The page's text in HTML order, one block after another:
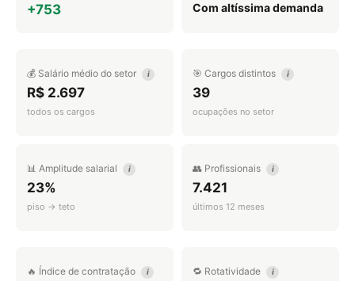
+753 Com altíssima demanda
💰 Salário médio do setor i
R$ 2.697
todos os cargos
🎯 Cargos distintos i
39
ocupações no setor
📊 Amplitude salarial i
23%
piso → teto
👥 Profissionais i
7.421
últimos 12 meses
🔥 Índice de contratação i 🔁 Rotatividade i